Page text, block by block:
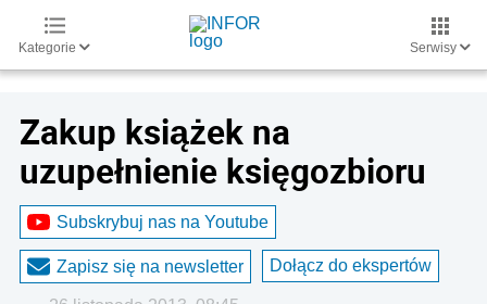
Kategorie Serwisy
Zakup książek na
uzupełnienie księgozbioru
Subskrybuj nas na Youtube
Zapisz się na newsletter Dołącz do ekspertów